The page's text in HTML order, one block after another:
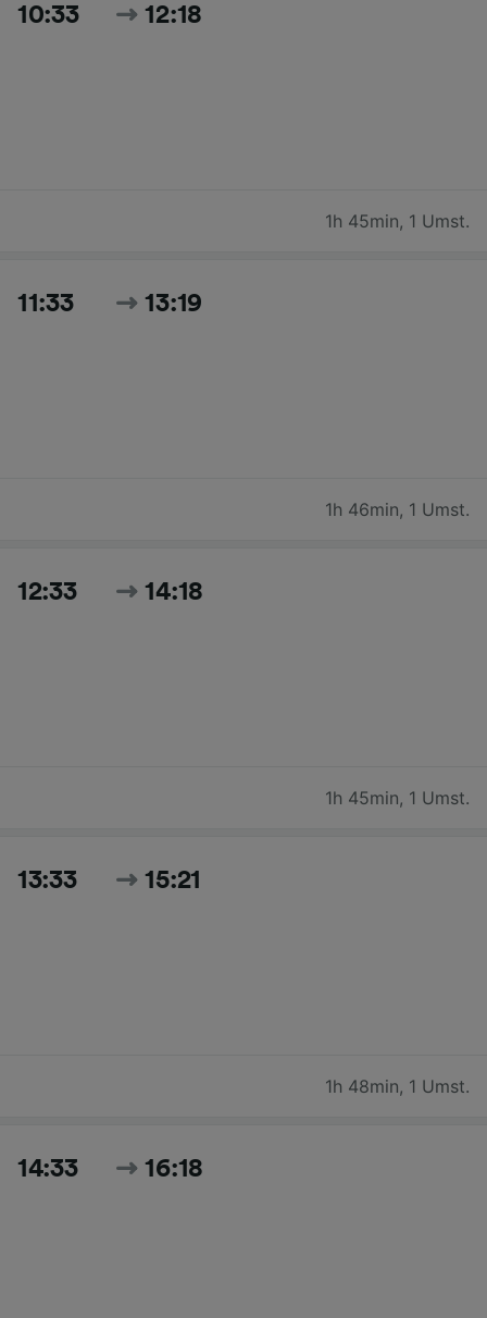
10:33 12:18
1h 45min, 1 Umst.
11:33 13:19
1h 46min, 1 Umst.
12:33 14:18
1h 45min, 1 Umst.
13:33 15:21
1h 48min, 1 Umst.
14:33 16:18